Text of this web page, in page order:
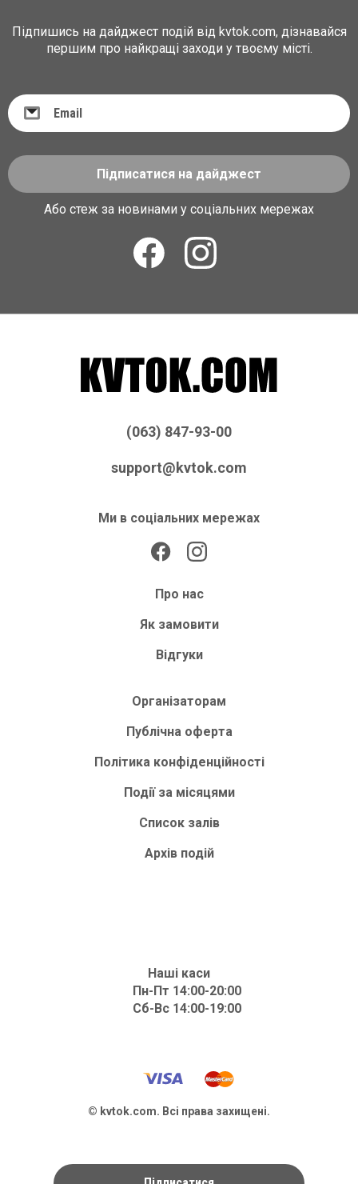
Підпишись на дайджест подій від kvtok.com, дізнавайся
першим про найкращі заходи у твоєму місті.
Підписатися на дайджест
Або стеж за новинами у соціальних мережах
(063) 847-93-00
support@kvtok.com
Ми в соціальних мережах
Про нас
Як замовити
Відгуки
Організаторам
Публічна оферта
Політика конфіденційності
Події за місяцями
Список залів
Архів подій
Наші каси
Пн-Пт 14:00-20:00
Сб-Вс 14:00-19:00
© kvtok.com. Всі права захищені.